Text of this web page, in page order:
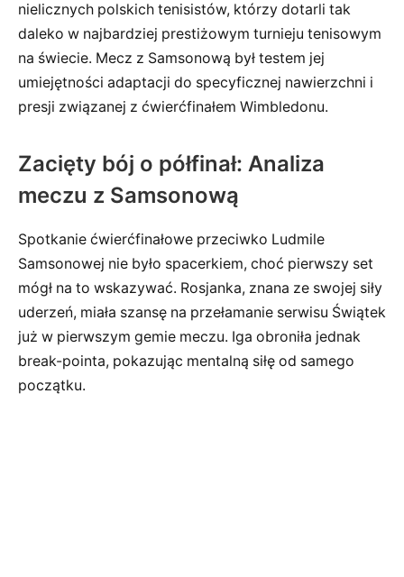
nielicznych polskich tenisistów, którzy dotarli tak
daleko w najbardziej prestiżowym turnieju tenisowym
na świecie. Mecz z Samsonową był testem jej
umiejętności adaptacji do specyficznej nawierzchni i
presji związanej z ćwierćfinałem Wimbledonu.
Zacięty bój o półfinał: Analiza
meczu z Samsonową
Spotkanie ćwierćfinałowe przeciwko Ludmile
Samsonowej nie było spacerkiem, choć pierwszy set
mógł na to wskazywać. Rosjanka, znana ze swojej siły
uderzeń, miała szansę na przełamanie serwisu Świątek
już w pierwszym gemie meczu. Iga obroniła jednak
break-pointa, pokazując mentalną siłę od samego
początku.